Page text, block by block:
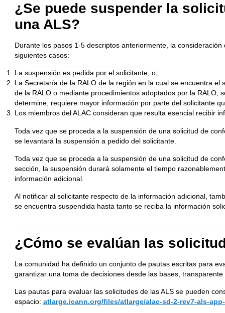
¿Se puede suspender la
una ALS?
Durante los pasos 1-5 descriptos anteriormente, la
siguientes casos:
La suspensión es pedida por el solicitante, o;
La Secretaría de la RALO de la región en la cual se encuentra el
de la RALO o mediante procedimientos adoptados por la RALO,
determine, requiere mayor información por parte del solicitante
Los miembros del ALAC consideran que resulta esencial recibir
Toda vez que se proceda a la suspensión de una solicitud de
se levantará la suspensión a pedido del solicitante.
Toda vez que se proceda a la suspensión de una solicitud de
sección, la suspensión durará solamente el tiempo
información adicional.
Al notificar al solicitante respecto de la información adicional,
se encuentra suspendida hasta tanto se reciba la información
¿Cómo se evalúan las
La comunidad ha definido un conjunto de pautas escritas para
garantizar una toma de decisiones desde las bases, transparente
Las pautas para evaluar las solicitudes de las ALS se pueden
espacio: atlarge.icann.org/files/atlarge/alac-sd-2-rev7-als-